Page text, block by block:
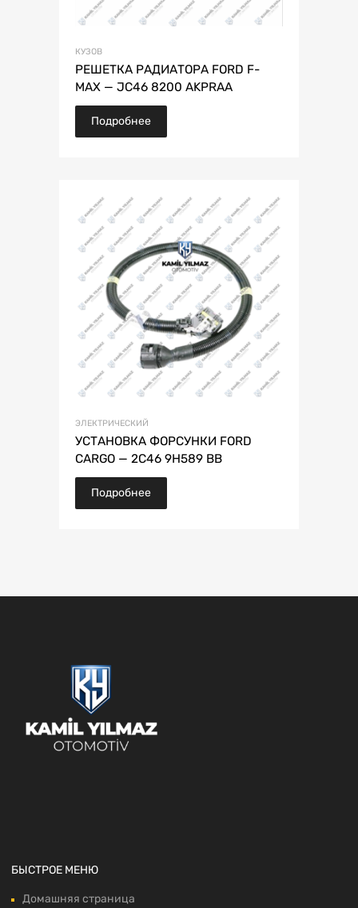
КУЗОВ
РЕШЕТКА РАДИАТОРА FORD F-
MAX — JC46 8200 AKPRAA
Подробнее
ЭЛЕКТРИЧЕСКИЙ
УСТАНОВКА ФОРСУНКИ FORD
CARGO — 2C46 9H589 BB
Подробнее
БЫСТРОЕ МЕНЮ
Домашняя страница